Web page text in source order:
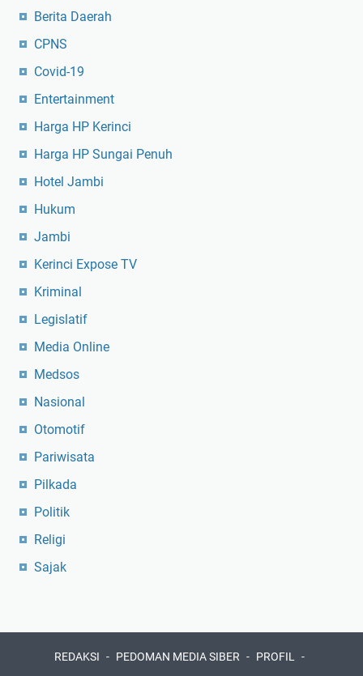
Berita Daerah
CPNS
Covid-19
Entertainment
Harga HP Kerinci
Harga HP Sungai Penuh
Hotel Jambi
Hukum
Jambi
Kerinci Expose TV
Kriminal
Legislatif
Media Online
Medsos
Nasional
Otomotif
Pariwisata
Pilkada
Politik
Religi
Sajak
REDAKSI PEDOMAN MEDIA SIBER
PROFIL